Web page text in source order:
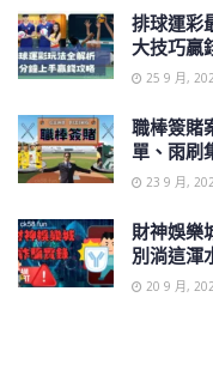
排球運彩
大技巧贏
25 9 月,
職棒簽賭
單、雨刷
23 9 月,
財神娛樂
別淌這渾
20 9 月,